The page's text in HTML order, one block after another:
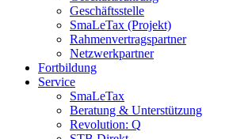
Geschäftsstelle
SmaLeTax (Projekt)
Rahmenvertragspartner
Netzwerkpartner
Fortbildung
Service
SmaLeTax
Beratung & Unterstützung
Revolution: Q